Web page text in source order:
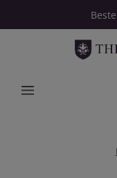
Zum Hauptinhalt